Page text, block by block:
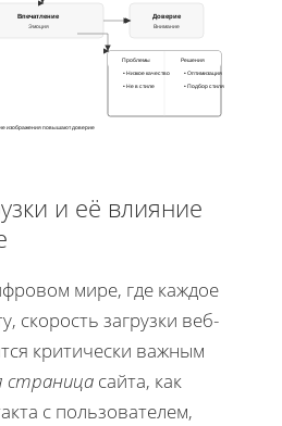
Впечатление
Эмоция
Доверие
Внимание
Проблемы Решения
• Низкое качество
• Не в стиле
• Оптимизация
• Подбор стиля
изображения повышают доверие
и её влияние
мире, где каждое
скорость загрузки веб-
критически важным
страница сайта, как
с пользователем,